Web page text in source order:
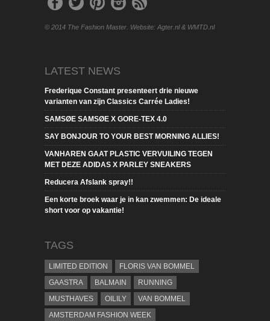
© 2014 The Fashion Master. Website: Agter.nl & WMTD.nl
LATEST NEWS
Frederique Constant presenteert drie nieuwe
varianten van zijn Classics Carrée Ladies!
SAMSØE SAMSØE X GORE-TEX 4.0
SAY BONJOUR TO YOUR BEST MORNING ALLIES!
VANHAREN GAAT PLASTIC VERVUILING TEGEN
MET DEZE ADIDAS X PARLEY SNEAKERS
Reducera Afslank spray!!
Een korte broek waar je in kan zwemmen: De ideale
short voor op vakantie!
TAGS
LIMITED EDITION
FLORIS VAN BOMMEL
GAASTRA
BALMAIN
RUNNING
MUSTHAVES
OILILY
VAN BOMMEL
AMSTERDAM FASHION WEEK